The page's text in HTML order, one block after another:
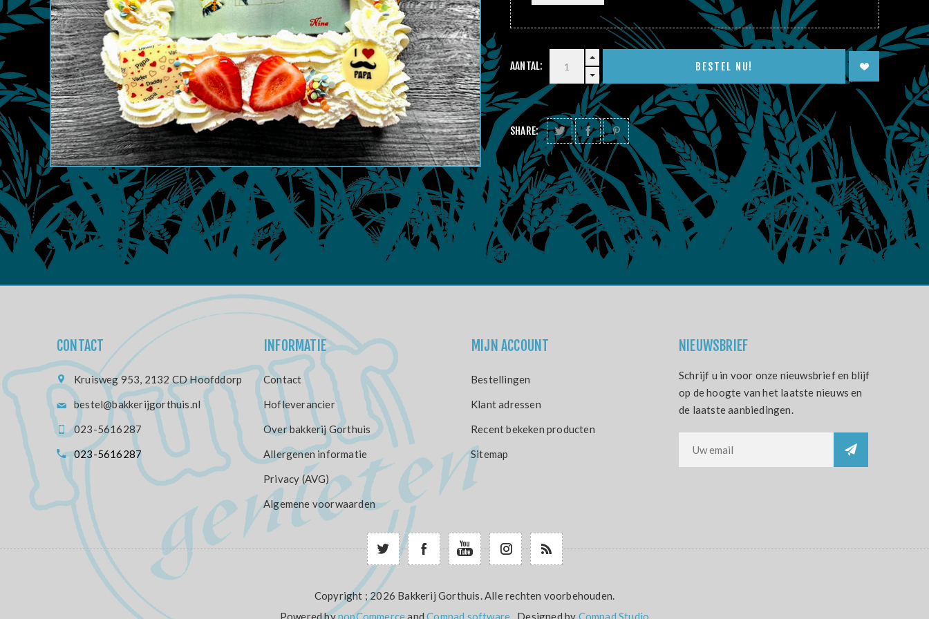
AANTAL:
SHARE:
CONTACT
Kruisweg 953, 2132 CD Hoofddorp
bestel@bakkerijgorthuis.nl
023-5616287
023-5616287
INFORMATIE
Contact
Hofleverancier
Over bakkerij Gorthuis
Allergenen informatie
Privacy (AVG)
Algemene voorwaarden
MIJN ACCOUNT
Bestellingen
Klant adressen
Recent bekeken producten
Sitemap
NIEUWSBRIEF
Schrijf u in voor onze nieuwsbrief en blijf
op de hoogte van het laatste nieuws en
de laatste aanbiedingen.
Copyright ; 2026 Bakkerij Gorthuis. Alle rechten voorbehouden.